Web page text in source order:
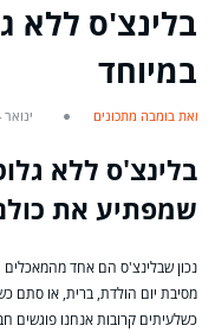
בלינצ'ס ללא
במיוחד
מאת בומבה מתכונים ינואר 24, 2025
בלינצ'ס ללא
שמפתיע את
נכון שבלינצ'ס הם אחד מהמאכלים
מסיבת יום הולדת, ברית, או סתם
כשלעיתים קרובות אנחנו פוגשים